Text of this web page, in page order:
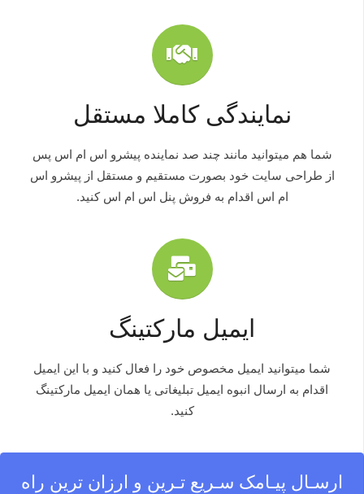
نمایندگی کاملا مستقل
شما هم میتوانید مانند چند صد نماینده پیشرو اس ام اس پس
از طراحی سایت خود بصورت مستقیم و مستقل از پیشرو اس
ام اس اقدام به فروش پنل اس ام اس کنید.
ایمیل مارکتینگ
شما میتوانید ایمیل مخصوص خود را فعال کنید و با این ایمیل
اقدام به ارسال انبوه ایمیل تبلیغاتی یا همان ایمیل مارکتینگ
کنید.
ارسـال پیـامک سـریع تـرین و ارزان ترین راه